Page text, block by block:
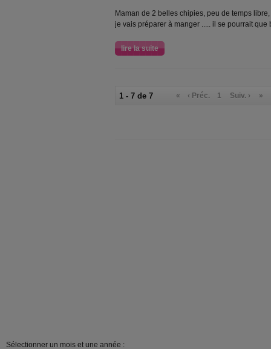
Maman de 2 belles chipies, peu de temps
je vais préparer à manger ..... il se pourrait que
lire la suite
1 - 7 de 7 « ‹ Préc. 1 Suiv. › »
Sélectionner un mois et une année :